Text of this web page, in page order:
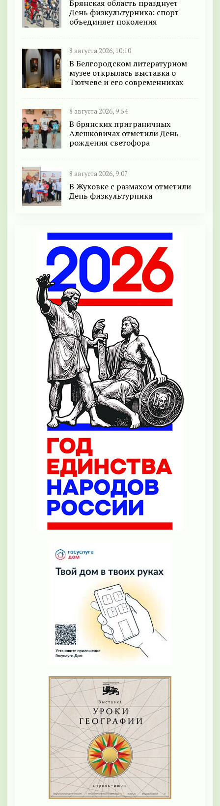
Брянская область празднует
День физкультурника: спорт
объединяет поколения
8 августа 2026, 10:10
В Белгородском литературном
музее открылась выставка о
Тютчеве и его современниках
8 августа 2026, 9:54
В брянских приграничных
Алешковичах отметили День
рождения светофора
8 августа 2026, 9:07
В Жуковке с размахом отметили
День физкультурника